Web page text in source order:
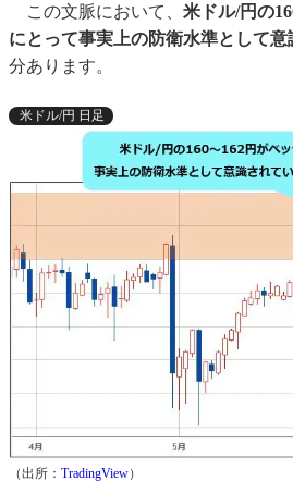
この文脈において、 米ドル/円の
にとって事実上の防衛水準として
分あります。
米ドル/円 日足
（出所： TradingView）